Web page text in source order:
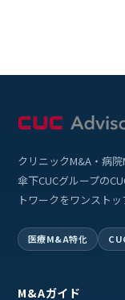
クリニックM&A・病
傘下CUCグループの
トワークをワンストッ
医療M&A特化
M&Aガイド